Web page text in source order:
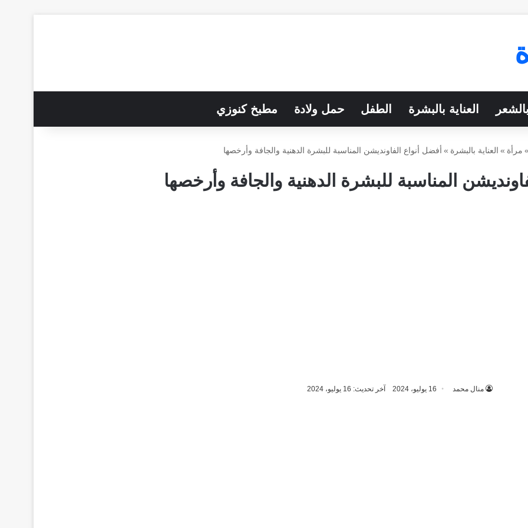
العناية بالبشرة الطفل حمل ولادة مطبخ كنوزي
» مرأة » العناية بالبشرة » أفضل أنواع الفاونديشن المناسبة للبشرة الدهنية والجافة وأرخصها
المناسبة للبشرة الدهنية والجافة وأرخصها
منال محمد 16 يوليو، 2024 آخر تحديث: 16 يوليو، 2024